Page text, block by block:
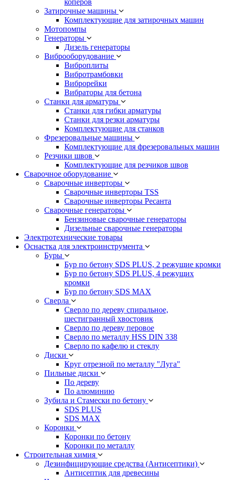
Затирочные машины
Комплектующие для затирочных машин
Мотопомпы
Генераторы
Дизель генераторы
Виброоборудование
Виброплиты
Вибротрамбовки
Виброрейки
Вибраторы для бетона
Станки для арматуры
Станки для гибки арматуры
Станки для резки арматуры
Комплектующие для станков
Фрезеровальные машины
Комплектующие для фрезеровальных машин
Резчики швов
Комплектующие для резчиков швов
Сварочное оборудование
Сварочные инверторы
Сварочные инверторы TSS
Сварочные инверторы Ресанта
Сварочные генераторы
Бензиновые сварочные генераторы
Дизельные сварочные генераторы
Электротехнические товары
Оснастка для электроинструмента
Буры
Бур по бетону SDS PLUS, 2 режущие кромки
Бур по бетону SDS PLUS, 4 режущих
кромки
Бур по бетону SDS MAX
Сверла
Сверло по дереву спиральное,
шестигранный хвостовик
Сверло по дереву перовое
Сверло по металлу HSS DIN 338
Сверло по кафелю и стеклу
Диски
Круг отрезной по металлу "Луга"
Пильные диски
По дереву
По алюминию
Зубила и Стамески по бетону
SDS PLUS
SDS MAX
Коронки
Коронки по бетону
Коронки по металлу
Строительная химия
Дезинфицирующие средства (Антисептики)
Антисептик для древесины